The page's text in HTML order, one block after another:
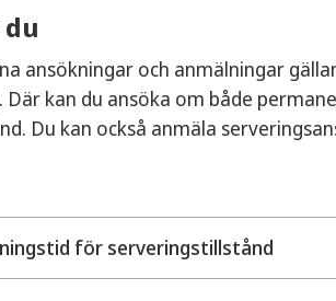
ansökningar och anmälningar
Där kan du ansöka om både
Du kan också anmäla
för serveringstillstånd